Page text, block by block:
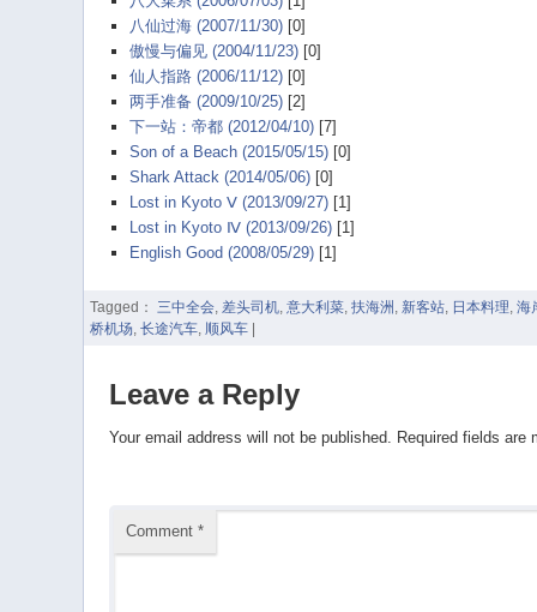
八仙过海 (2007/11/30)[0]
傲慢与偏见 (2004/11/23)[0]
仙人指路 (2006/11/12)[0]
两手准备 (2009/10/25)[2]
下一站：帝都 (2012/04/10)[7]
Son of a Beach (2015/05/15)[0]
Shark Attack (2014/05/06)[0]
Lost in Kyoto Ⅴ (2013/09/27)[1]
Lost in Kyoto Ⅳ (2013/09/26)[1]
English Good (2008/05/29)[1]
Tagged： 三中全会, 差头司机, 意大利菜, 扶海洲 , 新客站, 日本料理, 海
桥机场, 长途汽车, 顺风车
Leave a Reply
Your email address will not be published. Required fields are
Comment *